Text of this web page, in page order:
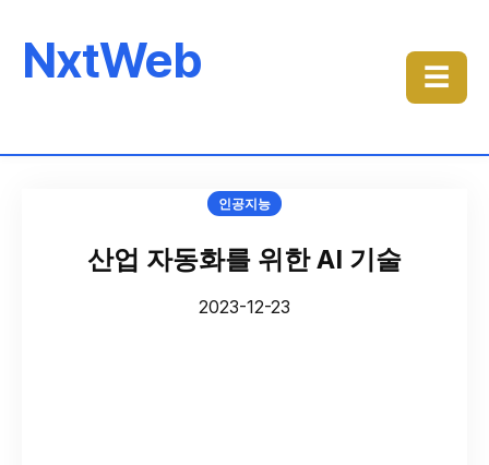
NxtWeb ☰
인공지능
산업 자동화를 위한 AI 기술
2023-12-23